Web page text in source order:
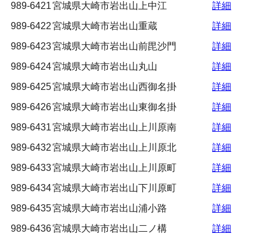
989-6421宮城県大崎市岩出山上中江
詳細
989-6422宮城県大崎市岩出山重蔵
詳細
989-6423宮城県大崎市岩出山前毘沙門
詳細
989-6424宮城県大崎市岩出山丸山
詳細
989-6425宮城県大崎市岩出山西御名掛
詳細
989-6426宮城県大崎市岩出山東御名掛
詳細
989-6431宮城県大崎市岩出山上川原南
詳細
989-6432宮城県大崎市岩出山上川原北
詳細
989-6433宮城県大崎市岩出山上川原町
詳細
989-6434宮城県大崎市岩出山下川原町
詳細
989-6435宮城県大崎市岩出山浦小路
詳細
989-6436宮城県大崎市岩出山二ノ構
詳細